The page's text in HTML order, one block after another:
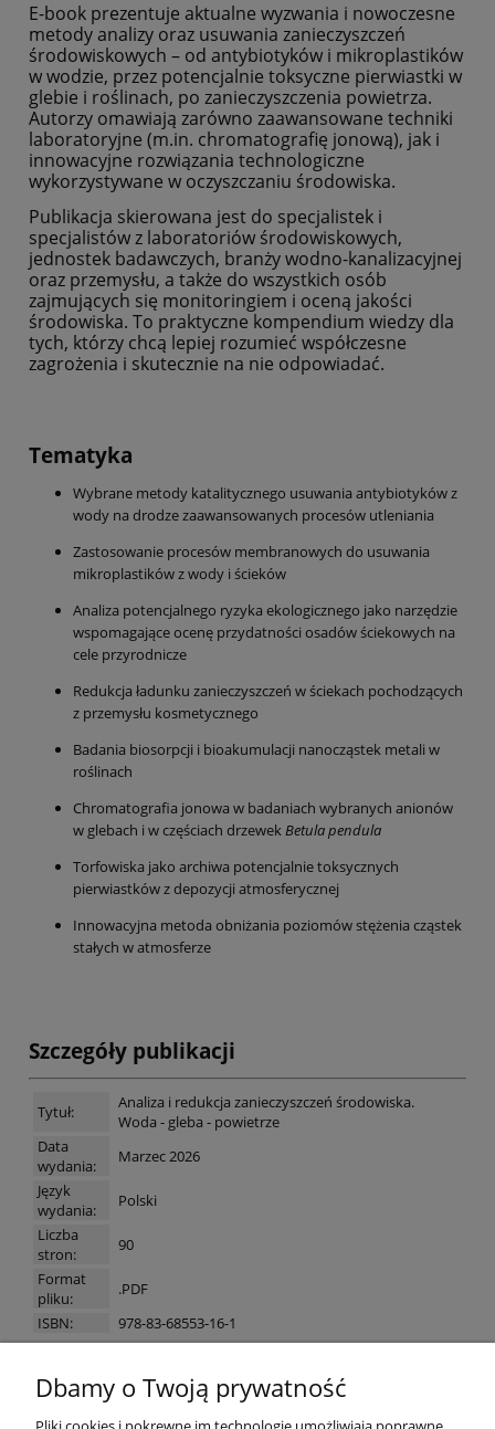
E-book prezentuje aktualne wyzwania i nowoczesne
metody analizy oraz usuwania zanieczyszczeń
środowiskowych – od antybiotyków i mikroplastików
w wodzie, przez potencjalnie toksyczne pierwiastki w
glebie i roślinach, po zanieczyszczenia powietrza.
Autorzy omawiają zarówno zaawansowane techniki
laboratoryjne (m.in. chromatografię jonową), jak i
innowacyjne rozwiązania technologiczne
wykorzystywane w oczyszczaniu środowiska.
Publikacja skierowana jest do specjalistek i
specjalistów z laboratoriów środowiskowych,
jednostek badawczych, branży wodno-kanalizacyjnej
oraz przemysłu, a także do wszystkich osób
zajmujących się monitoringiem i oceną jakości
środowiska. To praktyczne kompendium wiedzy dla
tych, którzy chcą lepiej rozumieć współczesne
zagrożenia i skutecznie na nie odpowiadać.
Tematyka
Wybrane metody katalitycznego usuwania antybiotyków z
wody na drodze zaawansowanych procesów utleniania
Zastosowanie procesów membranowych do usuwania
mikroplastików z wody i ścieków
Analiza potencjalnego ryzyka ekologicznego jako narzędzie
wspomagające ocenę przydatności osadów ściekowych na
cele przyrodnicze
Redukcja ładunku zanieczyszczeń w ściekach pochodzących
z przemysłu kosmetycznego
Badania biosorpcji i bioakumulacji nanocząstek metali w
roślinach
Chromatografia jonowa w badaniach wybranych anionów
w glebach i w częściach drzewekBetula pendula
Torfowiska jako archiwa potencjalnie toksycznych
pierwiastków z depozycji atmosferycznej
Innowacyjna metoda obniżania poziomów stężenia cząstek
stałych w atmosferze
Szczegóły publikacji
Tytuł:
Analiza i redukcja zanieczyszczeń środowiska.
Woda - gleba - powietrze
Data
wydania:
Marzec 2026
Język
wydania:
Polski
Liczba
stron:
90
Format
pliku:
.PDF
ISBN:
978-83-68553-16-1
Dbamy o Twoją prywatność